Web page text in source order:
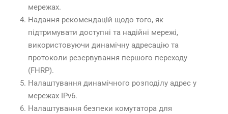
мережах.
Надання рекомендацій щодо того, як
підтримувати доступні та надійні мережі,
використовуючи динамічну адресацію та
протоколи резервування першого переходу
(FHRP).
Налаштування динамічного розподілу адрес у
мережах IPv6.
Налаштування безпеки комутатора для